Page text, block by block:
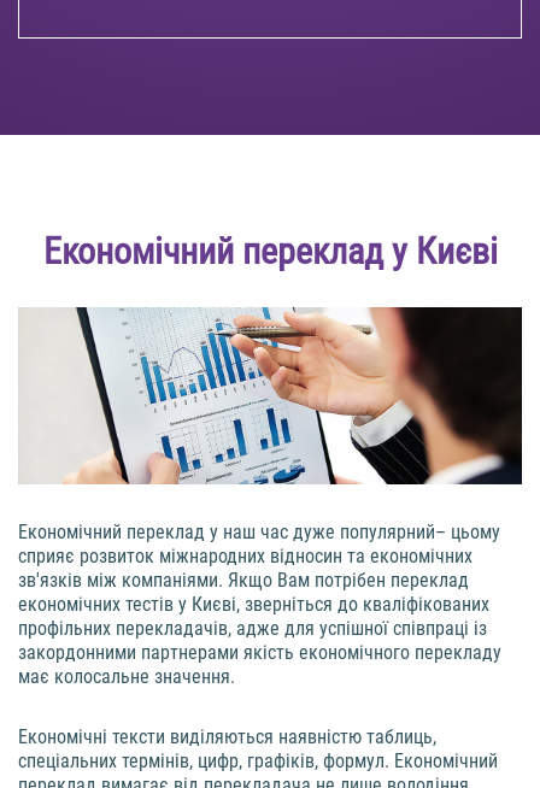
Економічний переклад у Києві
Економічний переклад у наш час дуже популярний– цьому
сприяє розвиток міжнародних відносин та економічних
зв'язків між компаніями. Якщо Вам потрібен переклад
економічних тестів у Києві, зверніться до кваліфікованих
профільних перекладачів, адже для успішної співпраці із
закордонними партнерами якість економічного перекладу
має колосальне значення.
Економічні тексти виділяються наявністю таблиць,
спеціальних термінів, цифр, графіків, формул. Економічний